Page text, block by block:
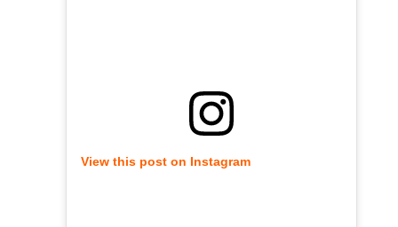
View this post on Instagram